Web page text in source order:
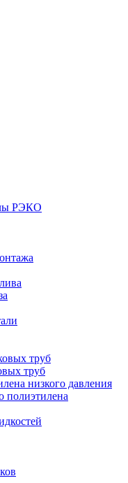
РЭКО
труб
труб
низкого давления
полиэтилена